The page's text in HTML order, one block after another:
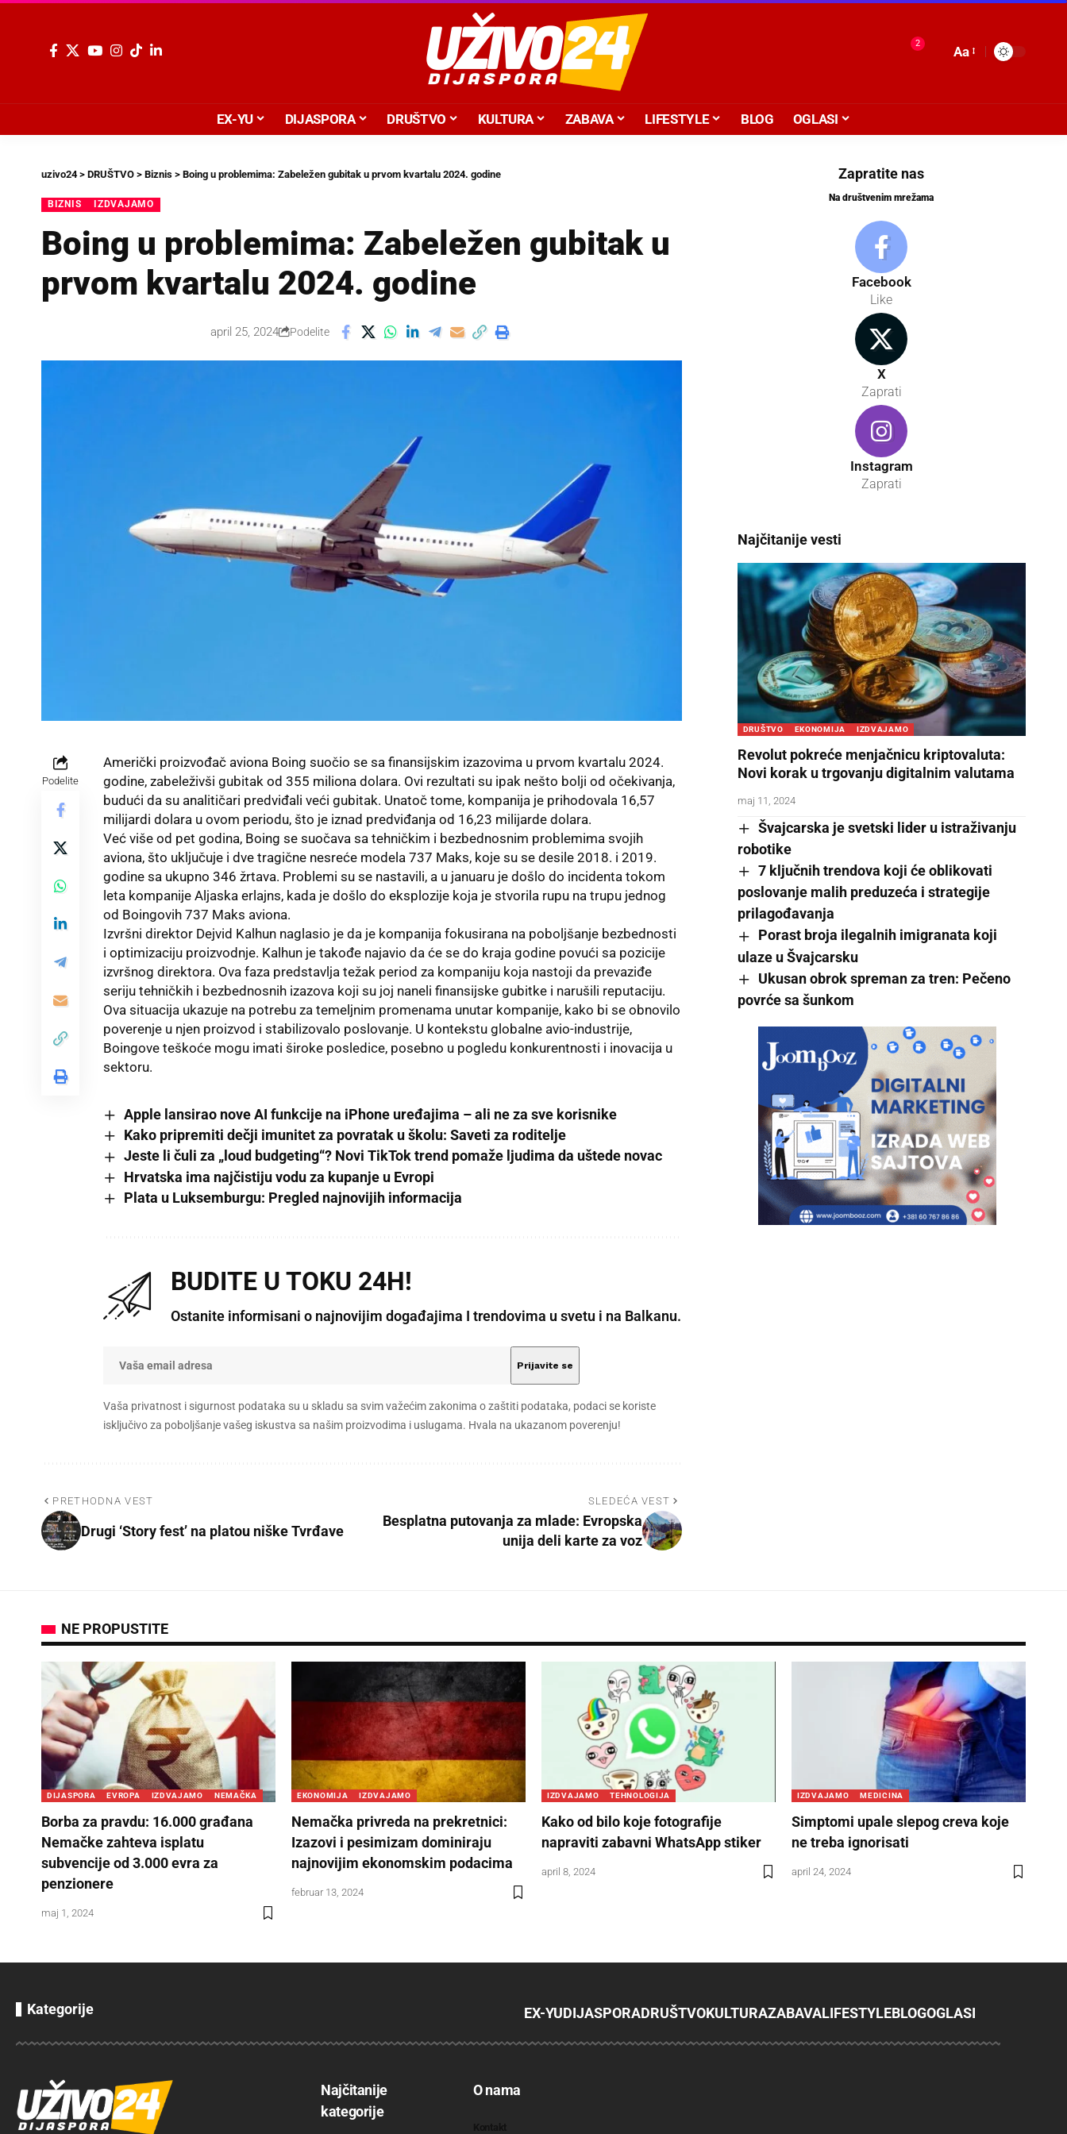
2
Aa
EX-YU DIJASPORA DRUŠTVO KULTURA ZABAVA LIFESTYLE BLOG OGLASI
uzivo24> DRUŠTVO > Biznis > Boing u problemima: Zabeležen gubitak u prvom kvartalu 2024. godine
BIZNIS IZDVAJAMO
Boing u problemima: Zabeležen gubitak u
prvom kvartalu 2024. godine
april 25, 2024 Podelite
Podelite
Američki proizvođač aviona Boing suočio se sa finansijskim izazovima u prvom kvartalu 2024.
godine, zabeleživši gubitak od 355 miliona dolara. Ovi rezultati su ipak nešto bolji od očekivanja,
budući da su analitičari predviđali veći gubitak. Unatoč tome, kompanija je prihodovala 16,57
milijardi dolara u ovom periodu, što je iznad predviđanja od 16,23 milijarde dolara.
Već više od pet godina, Boing se suočava sa tehničkim i bezbednosnim problemima svojih
aviona, što uključuje i dve tragične nesreće modela 737 Maks, koje su se desile 2018. i 2019.
godine sa ukupno 346 žrtava. Problemi su se nastavili, a u januaru je došlo do incidenta tokom
leta kompanije Aljaska erlajns, kada je došlo do eksplozije koja je stvorila rupu na trupu jednog
od Boingovih 737 Maks aviona.
Izvršni direktor Dejvid Kalhun naglasio je da je kompanija fokusirana na poboljšanje bezbednosti
i optimizaciju proizvodnje. Kalhun je takođe najavio da će se do kraja godine povući sa pozicije
izvršnog direktora. Ova faza predstavlja težak period za kompaniju koja nastoji da prevaziđe
seriju tehničkih i bezbednosnih izazova koji su joj naneli finansijske gubitke i narušili reputaciju.
Ova situacija ukazuje na potrebu za temeljnim promenama unutar kompanije, kako bi se obnovilo
poverenje u njen proizvod i stabilizovalo poslovanje. U kontekstu globalne avio-industrije,
Boingove teškoće mogu imati široke posledice, posebno u pogledu konkurentnosti i inovacija u
sektoru.
Apple lansirao nove AI funkcije na iPhone uređajima – ali ne za sve korisnike
Kako pripremiti dečji imunitet za povratak u školu: Saveti za roditelje
Jeste li čuli za „loud budgeting“? Novi TikTok trend pomaže ljudima da uštede novac
Hrvatska ima najčistiju vodu za kupanje u Evropi
Plata u Luksemburgu: Pregled najnovijih informacija
BUDITE U TOKU 24H!
Ostanite informisani o najnovijim događajima I trendovima u svetu i na Balkanu.
Vaša privatnost i sigurnost podataka su u skladu sa svim važećim zakonima o zaštiti podataka, podaci se koriste
isključivo za poboljšanje vašeg iskustva sa našim proizvodima i uslugama. Hvala na ukazanom poverenju!
PRETHODNA VEST
Drugi ‘Story fest’ na platou niške Tvrđave
SLEDEĆA VEST
Besplatna putovanja za mlade: Evropska
unija deli karte za voz
Zapratite nas
Na društvenim mrežama
Facebook
Like
X
Zaprati
Instagram
Zaprati
Najčitanije vesti
DRUŠTVO EKONOMIJA IZDVAJAMO
Revolut pokreće menjačnicu kriptovaluta:
Novi korak u trgovanju digitalnim valutama
maj 11, 2024
Švajcarska je svetski lider u istraživanju
robotike
7 ključnih trendova koji će oblikovati
poslovanje malih preduzeća i strategije
prilagođavanja
Porast broja ilegalnih imigranata koji
ulaze u Švajcarsku
Ukusan obrok spreman za tren: Pečeno
povrće sa šunkom
NE PROPUSTITE
DIJASPORA EVROPA IZDVAJAMO NEMAČKA
Borba za pravdu: 16.000 građana
Nemačke zahteva isplatu
subvencije od 3.000 evra za
penzionere
maj 1, 2024
EKONOMIJA IZDVAJAMO
Nemačka privreda na prekretnici:
Izazovi i pesimizam dominiraju
najnovijim ekonomskim podacima
februar 13, 2024
IZDVAJAMO TEHNOLOGIJA
Kako od bilo koje fotografije
napraviti zabavni WhatsApp stiker
april 8, 2024
IZDVAJAMO MEDICINA
Simptomi upale slepog creva koje
ne treba ignorisati
april 24, 2024
Kategorije EX-YUDIJASPORADRUŠTVOKULTURAZABAVALIFESTYLEBLOGOGLASI
Najčitanije
kategorije
O nama